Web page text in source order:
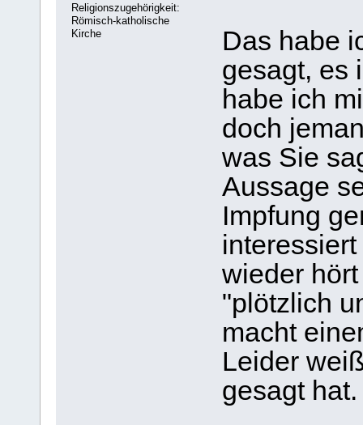
Religionszugehörigkeit:
Römisch-katholische
Kirche
Das habe
gesagt, es
habe ich
doch
was Sie
Aussage
Impfung
wieder
"plötzlich
macht
Leider
gesagt hat.